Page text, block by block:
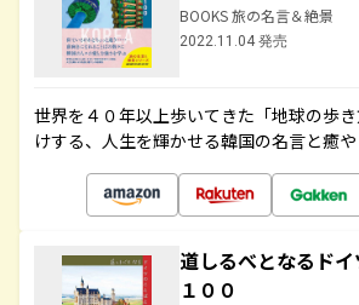
BOOKS 旅の名言＆絶景
2022.11.04 発売
世界を４０年以上歩いてきた「地球の歩
けする、人生を輝かせる韓国の名言と癒
道しるべとなるド
１００